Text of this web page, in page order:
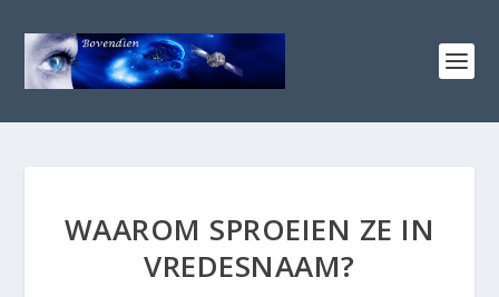
WAAROM SPROEIEN ZE IN
VREDESNAAM?